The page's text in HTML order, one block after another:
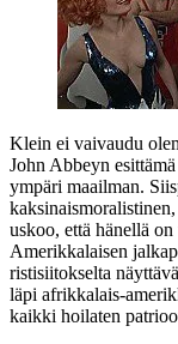
Klein ei vaivaudu
John Abbeyn
ympäri maailman.
uskoo, että hänellä
Amerikkalaisen
ristisiitokselta
läpi afrikkalais-
kaikki hoilaten